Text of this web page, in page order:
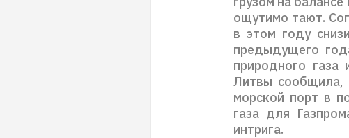
ощутимо тают.
в этом году
предыдущего
природного газа
Литвы сообщила,
морской порт в
газа для
интрига.